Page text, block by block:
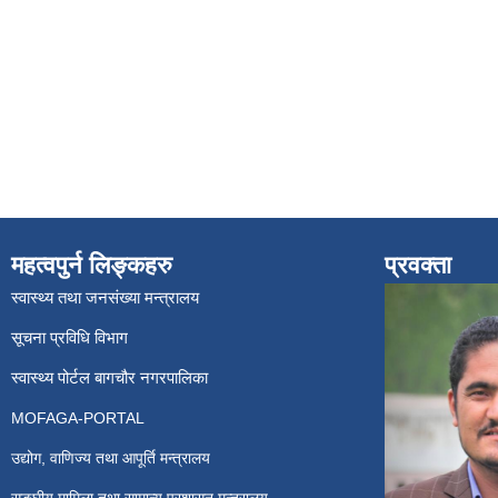
महत्वपुर्न लिङ्कहरु
स्वास्थ्य तथा जनसंख्या मन्त्रालय
सूचना प्रविधि विभाग
स्वास्थ्य पोर्टल बागचौर नगरपालिका
MOFAGA-PORTAL
उद्योग, वाणिज्य तथा आपूर्ति मन्त्रालय
प्रवक्ता